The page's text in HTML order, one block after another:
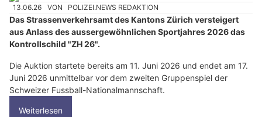
13.06.26 VON POLIZEI.NEWS REDAKTION
Das Strassenverkehrsamt des Kantons Zürich versteigert
aus Anlass des aussergewöhnlichen Sportjahres 2026 das
Kontrollschild "ZH 26".
Die Auktion startete bereits am 11. Juni 2026 und endet am 17.
Juni 2026 unmittelbar vor dem zweiten Gruppenspiel der
Schweizer Fussball-Nationalmannschaft.
Weiterlesen